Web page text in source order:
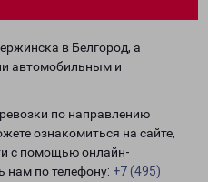
в Белгород, а
автомобильным и
по направлению
ознакомиться на сайте,
с помощью онлайн-
нам по телефону: +7 (495)